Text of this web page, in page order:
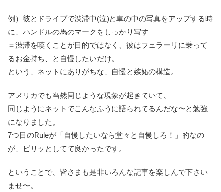
例）彼とドライブで渋滞中(泣)と車の中の写真をアップする時
に、ハンドルの馬のマークをしっかり写す
＝渋滞を嘆くことが目的ではなく、彼はフェラーリに乗って
るお金持ち、と自慢したいだけ。
という、ネットにありがちな、自慢と嫉妬の構造。
アメリカでも当然同じような現象が起きていて、
同じようにネットでこんなふうに語られてるんだな〜と勉強
になりました。
7つ目のRuleが「自慢したいなら堂々と自慢しろ！」的なの
が、ピリッとしてて良かったです。
ということで、皆さまも是非いろんな記事を楽しんで下さい
ませ〜。